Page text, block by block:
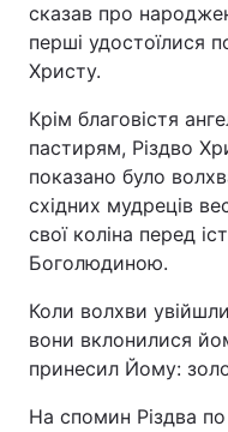
Тема оформлення
сказав про
перші удостоїлися
Христу.
Крім благовістя
пастирям, Різдво
показано було
східних мудреців
свої коліна перед
Боголюдиною.
Коли волхви
вони вклонилися
принесил Йому:
На спомин Різдва